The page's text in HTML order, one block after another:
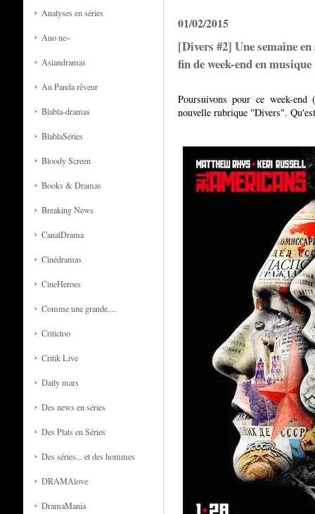
Analyses en séries
Ano ne~
Asiandramas
Au Panda rêveur
Blabla-dramas
BlablaSéries
Bloody Screen
Books & Dramas
Breaking News
CanalDrama
Cinédramas
CineHeroes
Comme une grande....
Critictoo
Critik Live
Daily mars
Des news en séries
Des Plats en Séries
Des séries... et des hommes
DRAMAlove
DramaMania
01/02/2015
[Divers #2] Une semaine
fin de week-end en musique
Poursuivons pour ce week-
nouvelle rubrique "Divers".